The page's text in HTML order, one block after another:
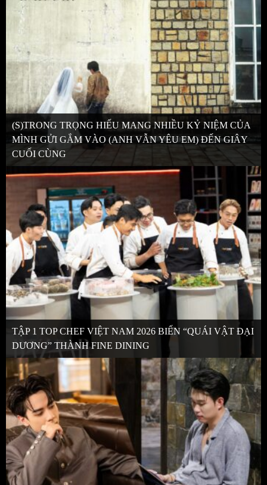
(S)TRONG TRỌNG HIẾU MANG NHIỀU KỶ NIỆM CỦA
MÌNH GỬI GẮM VÀO (ANH VẪN YÊU EM) ĐẾN GIÂY
CUỐI CÙNG
TẬP 1 TOP CHEF VIỆT NAM 2026 BIẾN “QUÁI VẬT ĐẠI
DƯƠNG” THÀNH FINE DINING